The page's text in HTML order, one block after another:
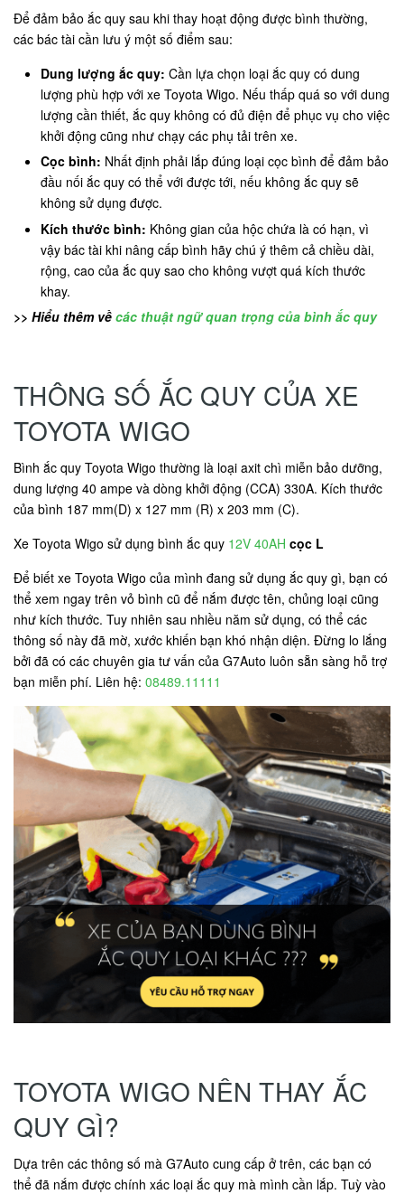
Để đảm bảo ắc quy sau khi thay hoạt động được bình thường,
các bác tài cần lưu ý một số điểm sau:
Dung lượng ắc quy: Cần lựa chọn loại ắc quy có dung
lượng phù hợp với xe Toyota Wigo. Nếu thấp quá so với dung
lượng cần thiết, ắc quy không có đủ điện để phục vụ cho việc
khởi động cũng như chạy các phụ tải trên xe.
Cọc bình: Nhất định phải lắp đúng loại cọc bình để đảm bảo
đầu nối ắc quy có thể với được tới, nếu không ắc quy sẽ
không sử dụng được.
Kích thước bình: Không gian của hộc chứa là có hạn, vì
vậy bác tài khi nâng cấp bình hãy chú ý thêm cả chiều dài,
rộng, cao của ắc quy sao cho không vượt quá kích thước
khay.
>> Hiểu thêm về các thuật ngữ quan trọng của bình ắc quy
THÔNG SỐ ẮC QUY CỦA XE
TOYOTA WIGO
Bình ắc quy Toyota Wigo thường là loại axit chì miễn bảo dưỡng,
dung lượng 40 ampe và dòng khởi động (CCA) 330A. Kích thước
của bình 187 mm(D) x 127 mm (R) x 203 mm (C).
Xe Toyota Wigo sử dụng bình ắc quy 12V 40AH cọc L
Để biết xe Toyota Wigo của mình đang sử dụng ắc quy gì, bạn có
thể xem ngay trên vỏ bình cũ để nắm được tên, chủng loại cũng
như kích thước. Tuy nhiên sau nhiều năm sử dụng, có thể các
thông số này đã mờ, xước khiến bạn khó nhận diện. Đừng lo lắng
bởi đã có các chuyên gia tư vấn của G7Auto luôn sẵn sàng hỗ trợ
bạn miễn phí. Liên hệ: 08489.11111
TOYOTA WIGO NÊN THAY ẮC
QUY GÌ?
Dựa trên các thông số mà G7Auto cung cấp ở trên, các bạn có
thể đã nắm được chính xác loại ắc quy mà mình cần lắp. Tuỳ vào